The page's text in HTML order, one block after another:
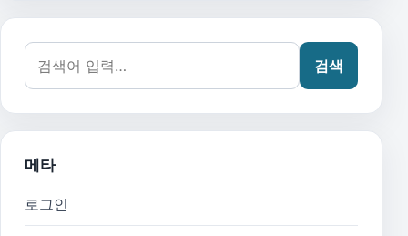
검색어:
검색
메타
로그인